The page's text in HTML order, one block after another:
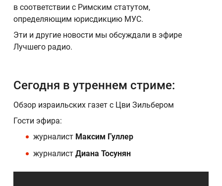
в соответствии с Римским статутом,
определяющим юрисдикцию МУС.
Эти и другие новости мы обсуждали в эфире
Лучшего радио.
Сегодня в утреннем стриме:
Обзор израильских газет с Цви Зильбером
Гости эфира:
журналист Максим Гуллер
журналист Диана Тосунян